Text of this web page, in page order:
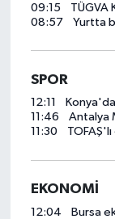
09:15
TÜGVA
08:57
Yurtta
SPOR
12:11
11:46
Antalya
11:30
EKONOMİ
12:04
Bursa